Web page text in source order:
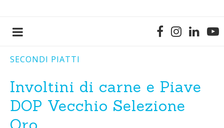
SECONDI PIATTI
Involtini di carne e Piave
DOP Vecchio Selezione